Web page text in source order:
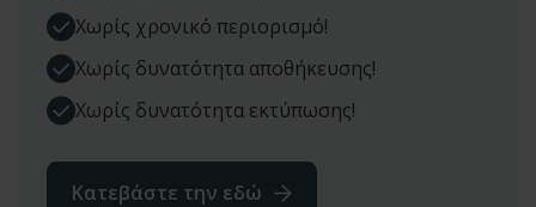
Χωρίς χρονικό περιορισμό!
Χωρίς δυνατότητα αποθήκευσης!
Χωρίς δυνατότητα εκτύπωσης!
Κατεβάστε την εδώ